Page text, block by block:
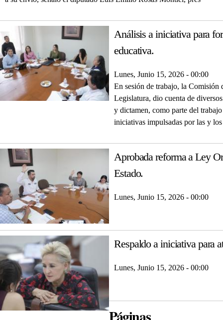
Análisis a iniciativa para
educativa.
Lunes, Junio 15, 2026 - 00:00
En sesión de trabajo, la
Legislatura, dio cuenta de
y dictamen, como parte del
iniciativas impulsadas por las y
Aprobada reforma a Ley
Estado.
Lunes, Junio 15, 2026 - 00:00
Respaldo a iniciativa para
Lunes, Junio 15, 2026 - 00:00